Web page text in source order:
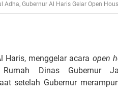
Adha, Gubernur Al Haris Gelar Open
Haris, menggelar acara open
Dinas Gubernur
setelah Gubernur